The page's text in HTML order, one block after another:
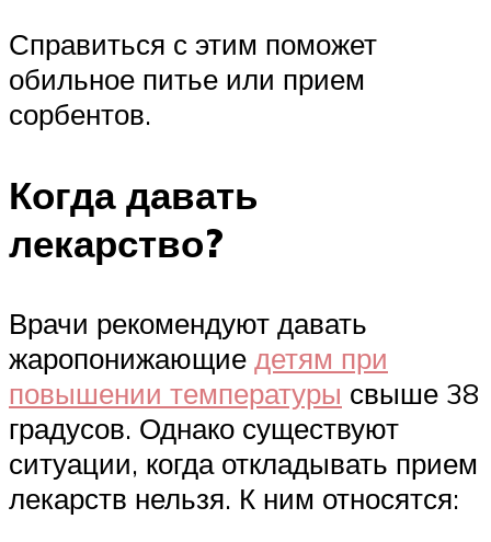
Справиться с этим поможет
обильное питье или прием
сорбентов.
Когда давать
лекарство?
Врачи рекомендуют давать
жаропонижающие детям при
повышении температуры свыше 38
градусов. Однако существуют
ситуации, когда откладывать прием
лекарств нельзя. К ним относятся: